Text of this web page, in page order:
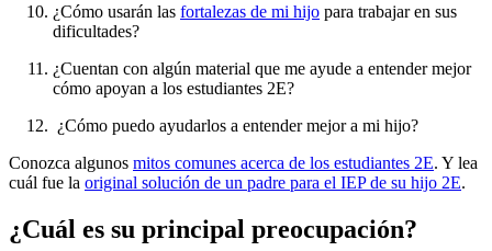
¿Cómo usarán las fortalezas de mi hijo para trabajar en sus
dificultades?
¿Cuentan con algún material que me ayude a entender mejor
cómo apoyan a los estudiantes 2E?
¿Cómo puedo ayudarlos a entender mejor a mi hijo?
Conozca algunos mitos comunes acerca de los estudiantes 2E. Y lea
cuál fue la original solución de un padre para el IEP de su hijo 2E.
¿Cuál es su principal preocupación?